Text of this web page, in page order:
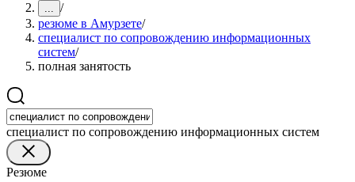
... /
резюме в Амурзете/
специалист по сопровождению информационных
систем/
полная занятость
специалист по сопровождению информационных систем
Резюме